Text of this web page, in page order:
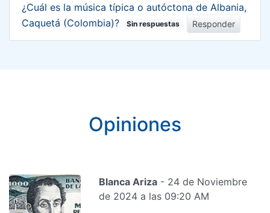
¿Cuál es la música típica o autóctona de Albania,
Caquetá (Colombia)?
Sin respuestas Responder
Opiniones
Blanca Ariza - 24 de Noviembre
de 2024 a las 09:20 AM